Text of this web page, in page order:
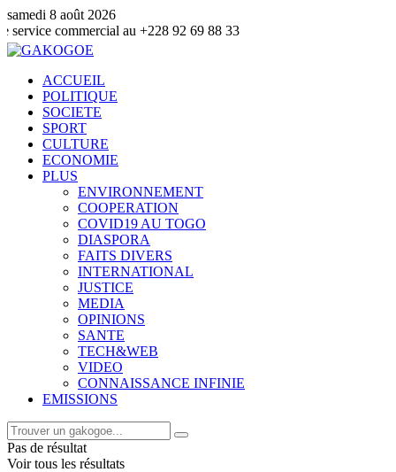
samedi 8 août 2026
au +228 92 69 88 33
ACCUEIL
POLITIQUE
SOCIETE
SPORT
CULTURE
ECONOMIE
PLUS
ENVIRONNEMENT
COOPERATION
COVID19 AU TOGO
DIASPORA
FAITS DIVERS
INTERNATIONAL
JUSTICE
MEDIA
OPINIONS
SANTE
TECH&WEB
VIDEO
CONNAISSANCE INFINIE
EMISSIONS
Pas de résultat
Voir tous les résultats